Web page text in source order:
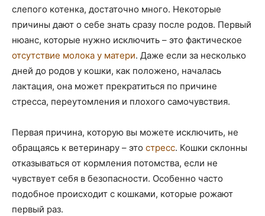
слепого котенка, достаточно много. Некоторые
причины дают о себе знать сразу после родов. Первый
нюанс, которые нужно исключить – это фактическое
отсутствие молока у матери. Даже если за несколько
дней до родов у кошки, как положено, началась
лактация, она может прекратиться по причине
стресса, переутомления и плохого самочувствия.
Первая причина, которую вы можете исключить, не
обращаясь к ветеринару – это стресс. Кошки склонны
отказываться от кормления потомства, если не
чувствует себя в безопасности. Особенно часто
подобное происходит с кошками, которые рожают
первый раз.